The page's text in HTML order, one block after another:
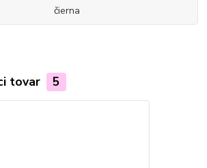
čierna
tovar 5